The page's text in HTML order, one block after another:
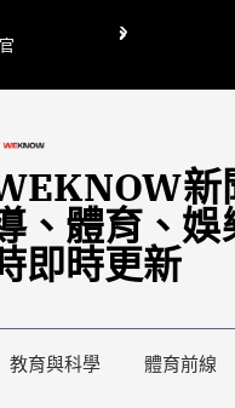
翁曉玲喊刪陸委會1295萬
新
、體育、
即時更新
教育與科學 體育前線